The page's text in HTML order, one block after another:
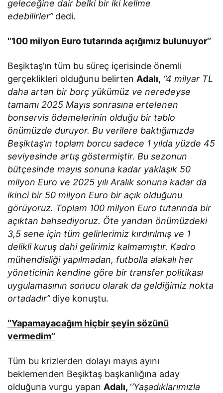
geleceğine dair belki bir iki kelime
edebilirler’’dedi.
‘’100 milyon Euro tutarında açığımız bulunuyor’’
Beşiktaş’ın tüm bu süreç içerisinde önemli
gerçeklikleri olduğunu belirten Adalı, ‘’4 milyar TL
daha artan bir borç yükümüz ve neredeyse
tamamı 2025 Mayıs sonrasına ertelenen
bonservis ödemelerinin olduğu bir tablo
önümüzde duruyor. Bu verilere baktığımızda
Beşiktaş’ın toplam borcu sadece 1 yılda yüzde 45
seviyesinde artış göstermiştir. Bu sezonun
bütçesinde mayıs sonuna kadar yaklaşık 50
milyon Euro ve 2025 yılı Aralık sonuna kadar da
ikinci bir 50 milyon Euro bir açık olduğunu
görüyoruz. Toplam 100 milyon Euro tutarında bir
açıktan bahsediyoruz. Öte yandan önümüzdeki
3,5 sene için tüm gelirlerimiz kırdırılmış ve 1
delikli kuruş dahi gelirimiz kalmamıştır. Kadro
mühendisliği yapılmadan, futbolla alakalı her
yöneticinin kendine göre bir transfer politikası
uygulamasının sonucu olarak da geldiğimiz nokta
ortadadır’’diye konuştu.
‘’Yapamayacağım hiçbir şeyin sözünü
vermedim’’
Tüm bu krizlerden dolayı mayıs ayını
beklemenden Beşiktaş başkanlığına aday
olduğuna vurgu yapan Adalı,‘’Yaşadıklarımızla